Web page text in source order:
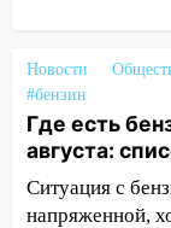
11:50
случайно
приговор
11:38 В
полностью
сарай
Новости
#бензин
Где есть
августа:
Ситуация с
напряженной,